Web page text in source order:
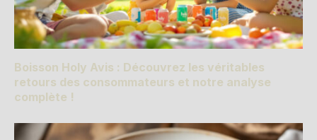
Boisson Holy Avis : Découvrez les véritables
retours des consommateurs et notre analyse
complète !